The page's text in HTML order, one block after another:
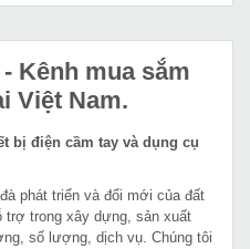
- Kênh mua sắm
Việt Nam.
bị điện cầm tay và dụng cụ
phát triển và đổi mới của đất
trợ trong xây dựng, sản xuất
số lượng, dịch vụ. Chúng tôi